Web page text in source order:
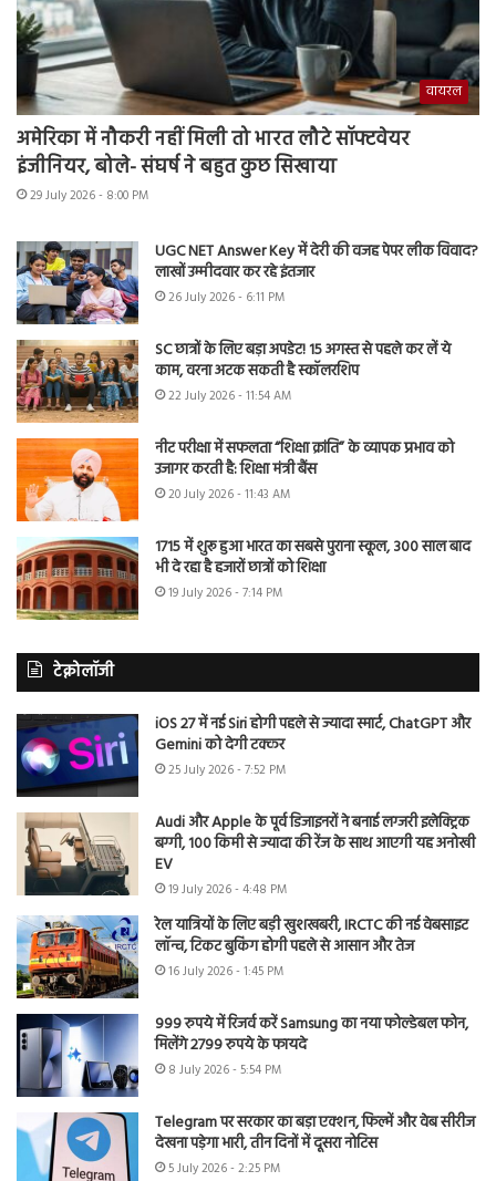
वायरल
अमेरिका में नौकरी नहीं मिली तो भारत लौटे सॉफ्टवेयर
इंजीनियर, बोले- संघर्ष ने बहुत कुछ सिखाया
29 July 2026 - 8:00 PM
UGC NET Answer Key में देरी की वजह पेपर लीक विवाद?
लाखों उम्मीदवार कर रहे इंतजार
26 July 2026 - 6:11 PM
SC छात्रों के लिए बड़ा अपडेट! 15 अगस्त से पहले कर लें ये
काम, वरना अटक सकती है स्कॉलरशिप
22 July 2026 - 11:54 AM
नीट परीक्षा में सफलता “शिक्षा क्रांति” के व्यापक प्रभाव को
उजागर करती है: शिक्षा मंत्री बैंस
20 July 2026 - 11:43 AM
1715 में शुरू हुआ भारत का सबसे पुराना स्कूल, 300 साल बाद
भी दे रहा है हजारों छात्रों को शिक्षा
19 July 2026 - 7:14 PM
टेक्नोलॉजी
iOS 27 में नई Siri होगी पहले से ज्यादा स्मार्ट, ChatGPT और
Gemini को देगी टक्कर
25 July 2026 - 7:52 PM
Audi और Apple के पूर्व डिजाइनरों ने बनाई लग्जरी इलेक्ट्रिक
बग्गी, 100 किमी से ज्यादा की रेंज के साथ आएगी यह अनोखी
EV
19 July 2026 - 4:48 PM
रेल यात्रियों के लिए बड़ी खुशखबरी, IRCTC की नई वेबसाइट
लॉन्च, टिकट बुकिंग होगी पहले से आसान और तेज
16 July 2026 - 1:45 PM
999 रुपये में रिजर्व करें Samsung का नया फोल्डेबल फोन,
मिलेंगे 2799 रुपये के फायदे
8 July 2026 - 5:54 PM
Telegram पर सरकार का बड़ा एक्शन, फिल्में और वेब सीरीज
देखना पड़ेगा भारी, तीन दिनों में दूसरा नोटिस
5 July 2026 - 2:25 PM